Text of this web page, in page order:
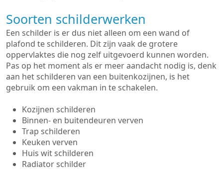
Soorten schilderwerken
Een schilder is er dus niet alleen om een wand of
plafond te schilderen. Dit zijn vaak de grotere
oppervlaktes die nog zelf uitgevoerd kunnen worden.
Pas op het moment als er meer aandacht nodig is, denk
aan het schilderen van een buitenkozijnen, is het
gebruik om een vakman in te schakelen.
Kozijnen schilderen
Binnen- en buitendeuren verven
Trap schilderen
Keuken verven
Huis wit schilderen
Radiator schilder